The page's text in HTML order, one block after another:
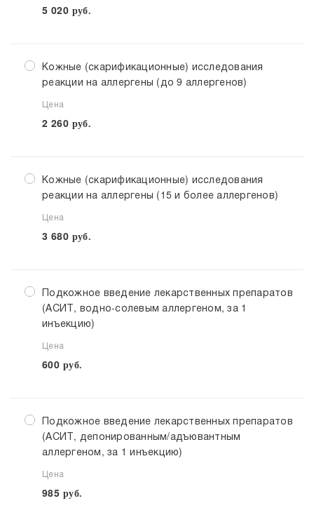
5 020 руб.
Кожные (скарификационные) исследования
реакции на аллергены (до 9 аллергенов)
Цена
2 260 руб.
Кожные (скарификационные) исследования
реакции на аллергены (15 и более аллергенов)
Цена
3 680 руб.
Подкожное введение лекарственных препаратов
(АСИТ, водно-солевым аллергеном, за 1
инъекцию)
Цена
600 руб.
Подкожное введение лекарственных препаратов
(АСИТ, депонированным/адъювантным
аллергеном, за 1 инъекцию)
Цена
985 руб.